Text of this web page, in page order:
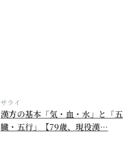
サライ
漢方の基本「気・血・水」と「五
臓・五行」【79歳、現役漢…